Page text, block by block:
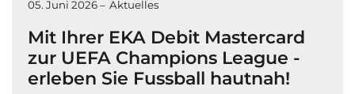
05. Juni 2026 – Aktuelles
Mit Ihrer EKA Debit Mastercard
zur UEFA Champions League -
erleben Sie Fussball hautnah!